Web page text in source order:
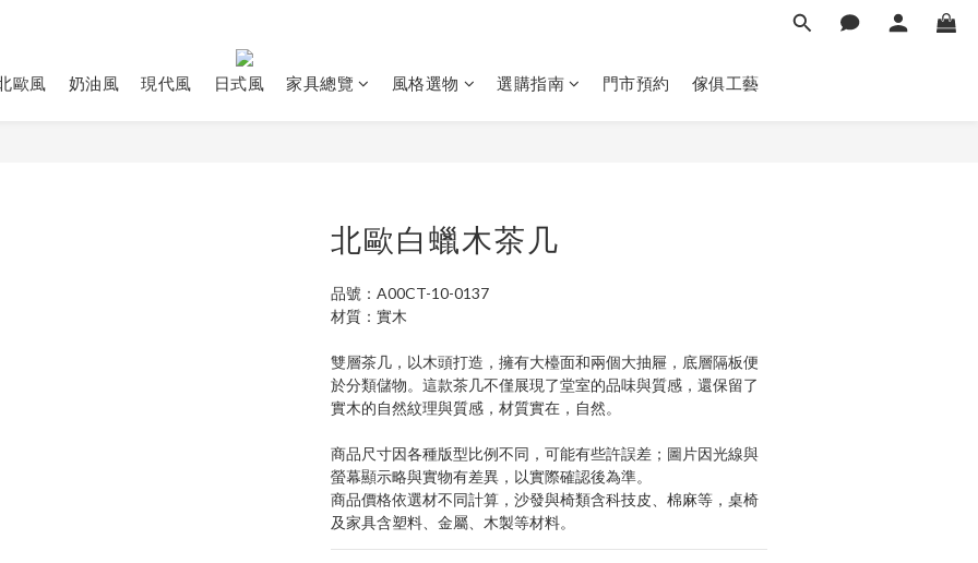
歐風 奶油風 現代風 日式風 家具總覽 風格選物 選購指南 門市預約 傢俱工藝
北歐白蠟木茶几
品號：A00CT-10-0137
材質：實木
雙層茶几，以木頭打造，擁有大檯面和兩個大抽屜，底層隔板便
於分類儲物。這款茶几不僅展現了堂室的品味與質感，還保留了
實木的自然紋理與質感，材質實在，自然。
商品尺寸因各種版型比例不同，可能有些許誤差；圖片因光線與
螢幕顯示略與實物有差異，以實際確認後為準。
商品價格依選材不同計算，沙發與椅類含科技皮、棉麻等，桌椅
及家具含塑料、金屬、木製等材料。